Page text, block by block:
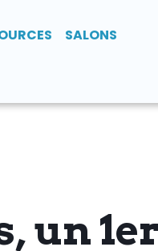
SALONS
un